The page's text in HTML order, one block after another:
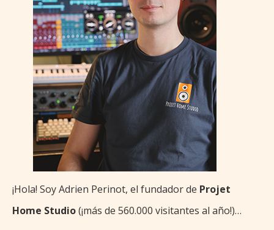
¡Hola! Soy Adrien Perinot, el fundador de Projet
Home Studio(¡más de 560.000 visitantes al año!)…